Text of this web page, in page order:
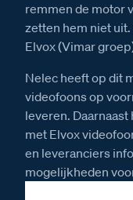
remmen de motor
zetten hem niet
Elvox (Vimar
Nelec heeft op dit
videofoons op
leveren.
met Elvox
en leveranciers
mogelijkheden